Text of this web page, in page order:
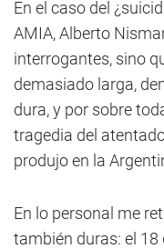
En el caso del
AMIA, Alberto
interrogantes, sino
demasiado larga,
dura, y por sobre
tragedia del
produjo en la
En lo personal me
también duras: el 18